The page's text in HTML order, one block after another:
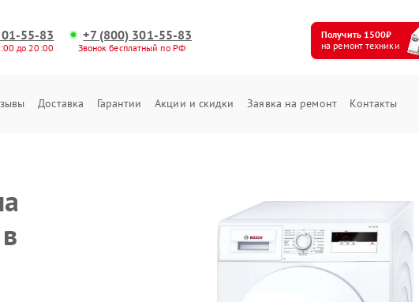
55-83
до 20:00
+7 (800) 301-55-83
Звонок бесплатный по РФ
Получить 1500₽
на ремонт техники
Доставка Гарантии Акции и скидки Заявка на ремонт Контакты